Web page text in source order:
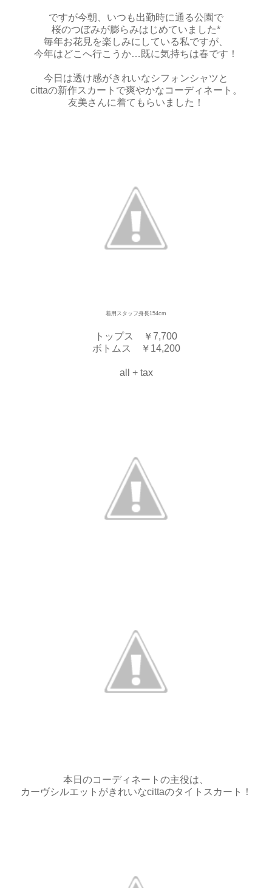
ですが今朝、いつも出勤時に通る公園で
桜のつぼみが膨らみはじめていました*
毎年お花見を楽しみにしている私ですが、
今年はどこへ行こうか…既に気持ちは春です！
今日は透け感がきれいなシフォンシャツと
cittaの新作スカートで爽やかなコーディネート。
友美さんに着てもらいました！
着用スタッフ身長154cm
トップス ￥7,700
ボトムス ￥14,200
all + tax
本日のコーディネートの主役は、
カーヴシルエットがきれいなcittaのタイトスカート！